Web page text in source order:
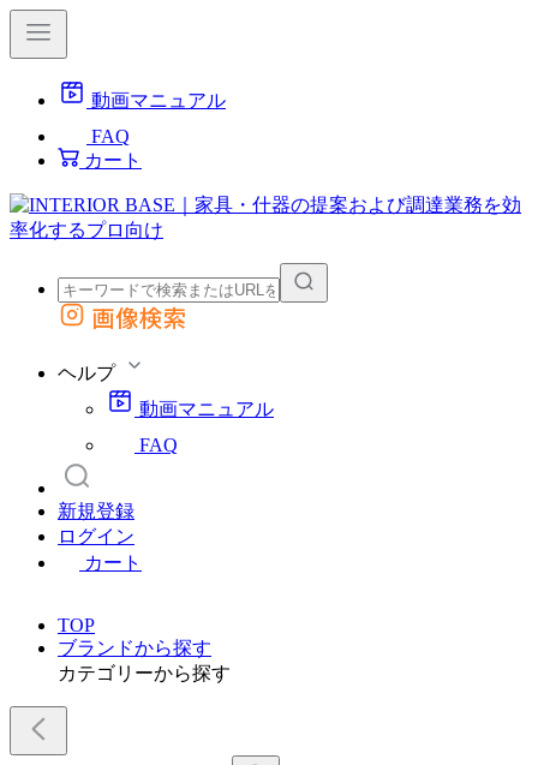
動画マニュアル
FAQ
カート
外部サイトの商品をカートに追加
画像検索
ヘルプ
動画マニュアル
FAQ
新規登録
ログイン
カート
TOP
ブランドから探す
カテゴリーから探す